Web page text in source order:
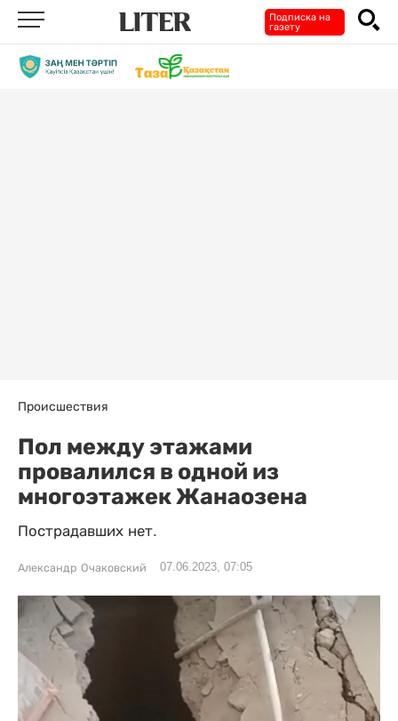
Подписка на
газету
Происшествия
Пол между этажами
провалился в одной из
многоэтажек Жанаозена
Пострадавших нет.
Александр Очаковский 07.06.2023, 07:05